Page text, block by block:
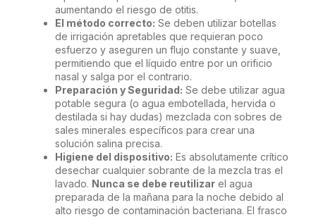
aumentando el riesgo de otitis.
El método correcto: Se deben utilizar botellas
de irrigación apretables que requieran poco
esfuerzo y aseguren un flujo constante y suave,
permitiendo que el líquido entre por un orificio
nasal y salga por el contrario.
Preparación y Seguridad: Se debe utilizar agua
potable segura (o agua embotellada, hervida o
destilada si hay dudas) mezclada con sobres de
sales minerales específicos para crear una
solución salina precisa.
Higiene del dispositivo: Es absolutamente crítico
desechar cualquier sobrante de la mezcla tras el
lavado. Nunca se debe reutilizar el agua
preparada de la mañana para la noche debido al
alto riesgo de contaminación bacteriana. El frasco